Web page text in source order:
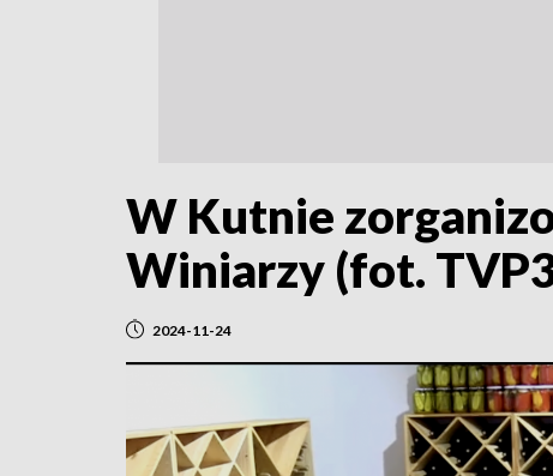
W Kutnie
Winiarzy (fot.
2024-11-24